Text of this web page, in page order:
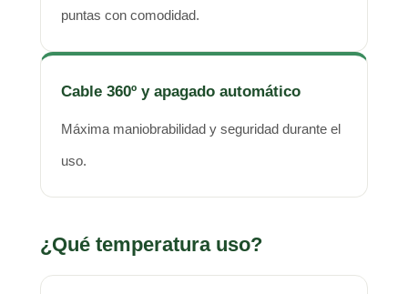
puntas con comodidad.
Cable 360º y apagado automático
Máxima maniobrabilidad y seguridad durante el
uso.
¿Qué temperatura uso?